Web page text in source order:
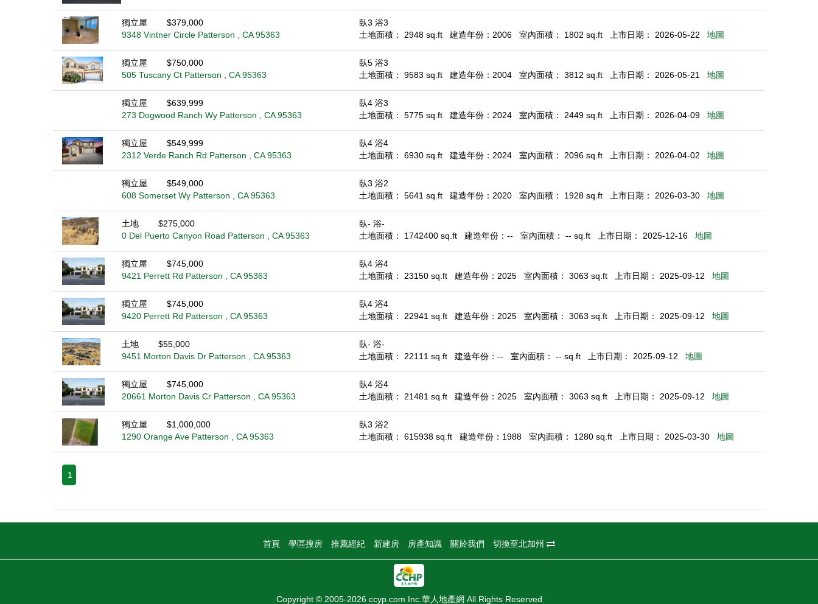
獨立屋
$379,000
9348 Vintner Circle Patterson , CA 95363
臥3 浴3
土地面積： 2948 sq.ft
建造年份：2006 室內面積： 1802 sq.ft 上市日期： 2026-05-22 地圖
獨立屋
$750,000
505 Tuscany Ct Patterson , CA 95363
臥5 浴3
土地面積： 9583 sq.ft
建造年份：2004 室內面積： 3812 sq.ft 上市日期： 2026-05-21 地圖
獨立屋
$639,999
273 Dogwood Ranch Wy Patterson , CA 95363
臥4 浴3
土地面積： 5775 sq.ft
建造年份：2024 室內面積： 2449 sq.ft 上市日期： 2026-04-09 地圖
獨立屋
$549,999
2312 Verde Ranch Rd Patterson , CA 95363
臥4 浴4
土地面積： 6930 sq.ft
建造年份：2024 室內面積： 2096 sq.ft 上市日期： 2026-04-02 地圖
獨立屋
$549,000
608 Somerset Wy Patterson , CA 95363
臥3 浴2
土地面積： 5641 sq.ft
建造年份：2020 室內面積： 1928 sq.ft 上市日期： 2026-03-30 地圖
土地
$275,000
0 Del Puerto Canyon Road Patterson , CA 95363
臥- 浴-
土地面積： 1742400 sq.ft
建造年份：-- 室內面積： -- sq.ft 上市日期： 2025-12-16 地圖
獨立屋
$745,000
9421 Perrett Rd Patterson , CA 95363
臥4 浴4
土地面積： 23150 sq.ft
建造年份：2025 室內面積： 3063 sq.ft 上市日期： 2025-09-12 地圖
獨立屋
$745,000
9420 Perrett Rd Patterson , CA 95363
臥4 浴4
土地面積： 22941 sq.ft
建造年份：2025 室內面積： 3063 sq.ft 上市日期： 2025-09-12 地圖
土地
$55,000
9451 Morton Davis Dr Patterson , CA 95363
臥- 浴-
土地面積： 22111 sq.ft
建造年份：-- 室內面積： -- sq.ft 上市日期： 2025-09-12 地圖
獨立屋
$745,000
20661 Morton Davis Cr Patterson , CA 95363
臥4 浴4
土地面積： 21481 sq.ft
建造年份：2025 室內面積： 3063 sq.ft 上市日期： 2025-09-12 地圖
獨立屋
$1,000,000
1290 Orange Ave Patterson , CA 95363
臥3 浴2
土地面積： 615938 sq.ft
建造年份：1988 室內面積： 1280 sq.ft 上市日期： 2025-03-30 地圖
1
首頁 學區搜房 推薦經紀 新建房 房產知識 關於我們 切換至北加州
Copyright © 2005-2026 ccyp.com Inc.華人地產網 All Rights Reserved